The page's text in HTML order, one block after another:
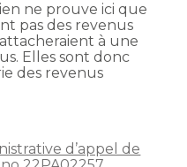
ne prouve ici que
pas des revenus
à une
Elles sont donc
des revenus
d’appel de